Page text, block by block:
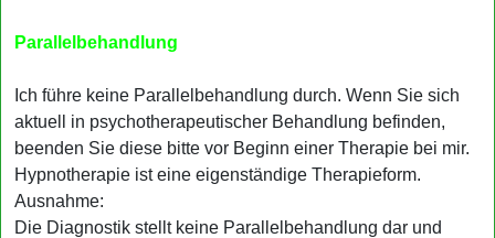
Parallelbehandlung
Ich führe keine Parallelbehandlung durch. Wenn Sie sich
aktuell in psychotherapeutischer Behandlung befinden,
beenden Sie diese bitte vor Beginn einer Therapie bei mir.
Hypnotherapie ist eine eigenständige Therapieform.
Ausnahme:
Die Diagnostik stellt keine Parallelbehandlung dar und